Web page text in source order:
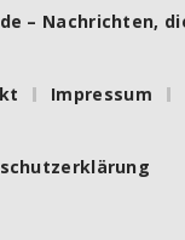
– Nachrichten,
Impressum